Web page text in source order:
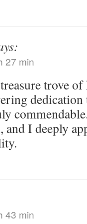
27 min
trove
and I deeply
43 min